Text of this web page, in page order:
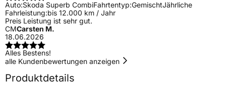
Auto:Skoda Superb CombiFahrtentyp:GemischtJährliche
Fahrleistung:bis 12.000 km / Jahr
Preis Leistung ist sehr gut.
CMCarsten M.
18.06.2026
Alles Bestens!
alle Kundenbewertungen anzeigen
Produktdetails